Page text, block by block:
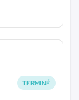
TERMINÉ